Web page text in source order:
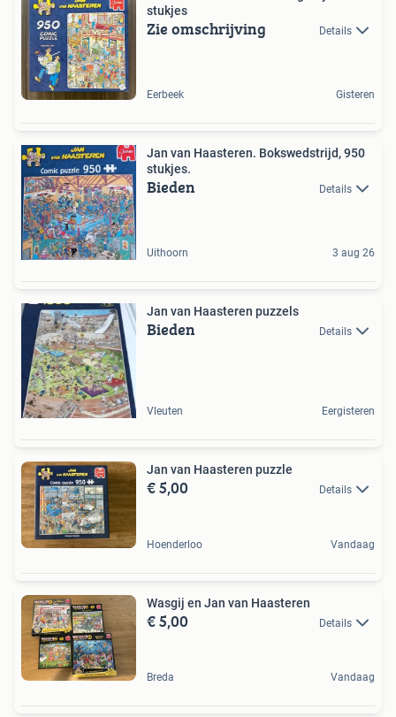
stukjes
Zie omschrijving Details
Eerbeek Gisteren
Jan van Haasteren. Bokswedstrijd, 950
stukjes.
Bieden Details
Uithoorn 3 aug 26
Jan van Haasteren puzzels
Bieden Details
Vleuten Eergisteren
Jan van Haasteren puzzle
€ 5,00 Details
Hoenderloo Vandaag
Wasgij en Jan van Haasteren
€ 5,00 Details
Breda Vandaag